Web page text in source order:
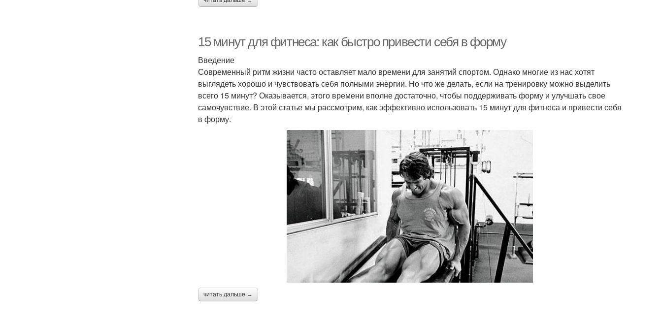
15 минут для фитнеса: как быстро привести себя в форму
Введение
Современный ритм жизни часто оставляет мало времени для занятий спортом. Однако многие из нас хотят
выглядеть хорошо и чувствовать себя полными энергии. Но что же делать, если на тренировку можно выделить
всего 15 минут? Оказывается, этого времени вполне достаточно, чтобы поддерживать форму и улучшать свое
самочувствие. В этой статье мы рассмотрим, как эффективно использовать 15 минут для фитнеса и привести себя
в форму.
читать дальше →